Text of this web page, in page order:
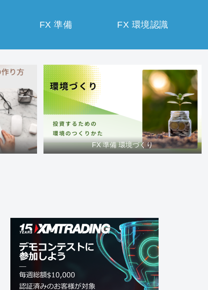
FX 準備 FX 環境認識
FX 準備 環境づくり